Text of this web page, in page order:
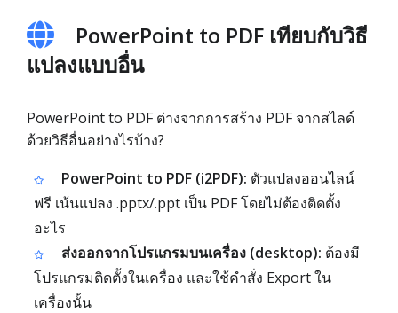
PowerPoint to PDF เทียบกับวิธี
แปลงแบบอื่น
PowerPoint to PDF ต่างจากการสร้าง PDF จากสไลด์
ด้วยวิธีอื่นอย่างไรบ้าง?
PowerPoint to PDF (i2PDF): ตัวแปลงออนไลน์
ฟรี เน้นแปลง .pptx/.ppt เป็น PDF โดยไม่ต้องติดตั้ง
อะไร
ส่งออกจากโปรแกรมบนเครื่อง (desktop): ต้องมี
โปรแกรมติดตั้งในเครื่อง และใช้คำสั่ง Export ใน
เครื่องนั้น